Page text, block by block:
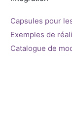
Capsules pour
Exemples de
Catalogue de